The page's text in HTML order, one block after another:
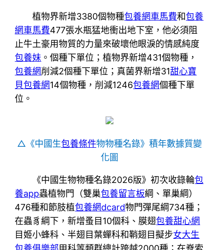
植物界新增3380個物種包養網車馬費和包養
網車馬費477張水瓶猛地衝出地下室，他必須阻
止牛土豪用物質的力量來破壞他眼淚的情感純度
包養妹 。個種下單位；植物界新增431個物種，
包養網削減2個種下單位；真菌界新增31甜心寶
貝包養網14個物種，削減1246包養網個種下單
位。
△《中國生包養條件物物種名錄》積年數據質變
化圖
《中國生物物種名錄2026版》初次收錄輪包
養app蟲植物門（雙巢包養留言板綱、單巢綱）
476種和節肢植包養網dcard物門彈尾綱734種；
在蟲豸綱下，新增蚤目10個科、膜翅包養甜心網
目姬小蜂科、半翅目葉蟬科和鞘翅目擬步女大生